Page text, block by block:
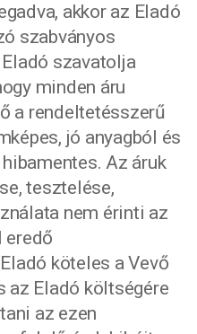
akkor az Eladó
szabványos
szavatolja
minden áru
a rendeltetésszerű
jó anyagból és
Az áruk
tesztelése,
nem érinti az
eredő
köteles a Vevő
az Eladó költségére
az ezen